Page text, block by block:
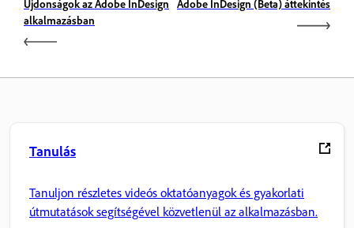
Újdonságok az Adobe InDesign
alkalmazásban
Adobe InDesign (Beta) áttekintés
Tanulás
Tanuljon részletes videós oktatóanyagok és gyakorlati
útmutatások segítségével közvetlenül az alkalmazásban.